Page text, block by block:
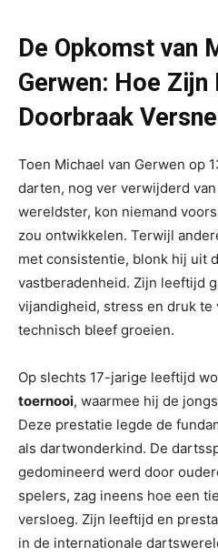
De Opkomst van
Gerwen: Hoe
Doorbraak
Toen Michael van Gerwen op
darten, nog ver verwijderd
wereldster, kon niemand
zou ontwikkelen. Terwijl
met consistentie, blonk hij uit
vastberadenheid. Zijn leeftijd
vijandigheid, stress en druk
technisch bleef groeien.
Op slechts 17-jarige leeftijd
toernooi, waarmee hij de
Deze prestatie legde de
als dartwonderkind. De
gedomineerd werd door
spelers, zag ineens hoe een
versloeg. Zijn leeftijd en
in de internationale